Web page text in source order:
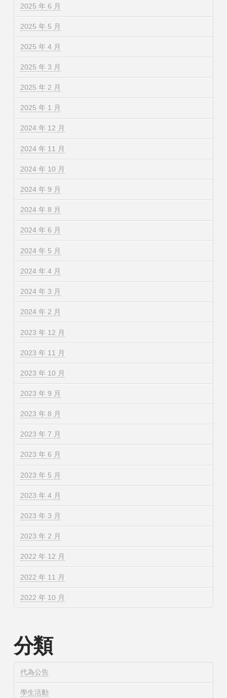
2025 年 6 月
2025 年 5 月
2025 年 4 月
2025 年 3 月
2025 年 2 月
2025 年 1 月
2024 年 12 月
2024 年 11 月
2024 年 10 月
2024 年 9 月
2024 年 8 月
2024 年 6 月
2024 年 5 月
2024 年 4 月
2024 年 3 月
2024 年 2 月
2023 年 12 月
2023 年 11 月
2023 年 10 月
2023 年 9 月
2023 年 8 月
2023 年 7 月
2023 年 6 月
2023 年 5 月
2023 年 4 月
2023 年 3 月
2023 年 2 月
2022 年 12 月
2022 年 11 月
2022 年 10 月
分類
代為公告
學生活動